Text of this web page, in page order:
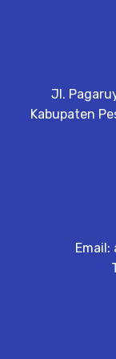
Jl.
Kabupaten
Email: